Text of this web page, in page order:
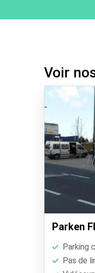
Voir
Parken
Parking
Pas de